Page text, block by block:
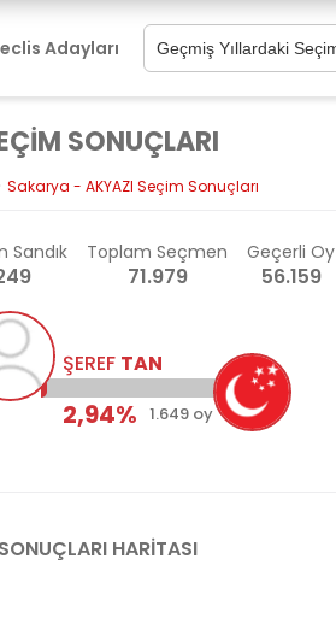
Adayları
SONUÇLARI
Sakarya - AKYAZI Seçim Sonuçları
Sandık Toplam Seçmen
71.979
Geçerli Oy
56.159
ŞEREF TAN
2,94% 1.649 oy
HARİTASI